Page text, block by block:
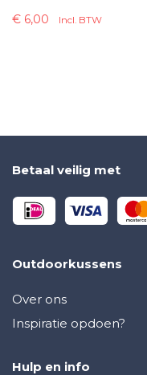
€ 6,00 Incl. BTW
Betaal veilig met
Outdoorkussens
Over ons
Inspiratie opdoen?
Hulp en info